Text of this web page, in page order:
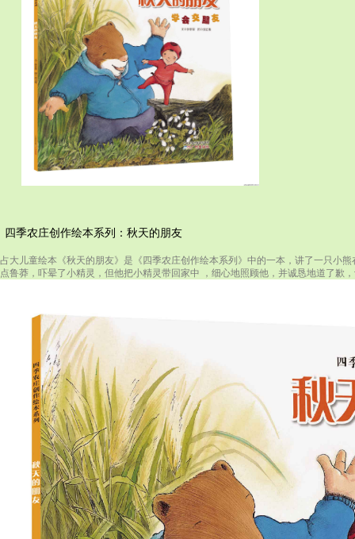
四季农庄创作绘本系列：秋天的朋友
占大儿童绘本《秋天的朋友》是《四季农庄创作绘本系列》中的一本，讲了一只小
点鲁莽，吓晕了小精灵，但他把小精灵带回家中 ，细心地照顾他，并诚恳地道了歉